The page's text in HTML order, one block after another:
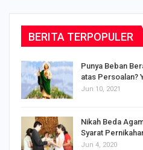
BERITA TERPOPULER
Punya Beban
atas Persoalan?
Jun 10, 2021
Nikah Beda
Syarat
Jun 4, 2020